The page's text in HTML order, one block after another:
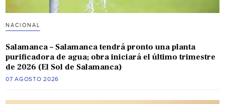
NACIONAL
Salamanca – Salamanca tendrá pronto una planta
purificadora de agua; obra iniciará el último trimestre
de 2026 (El Sol de Salamanca)
07 AGOSTO 2026